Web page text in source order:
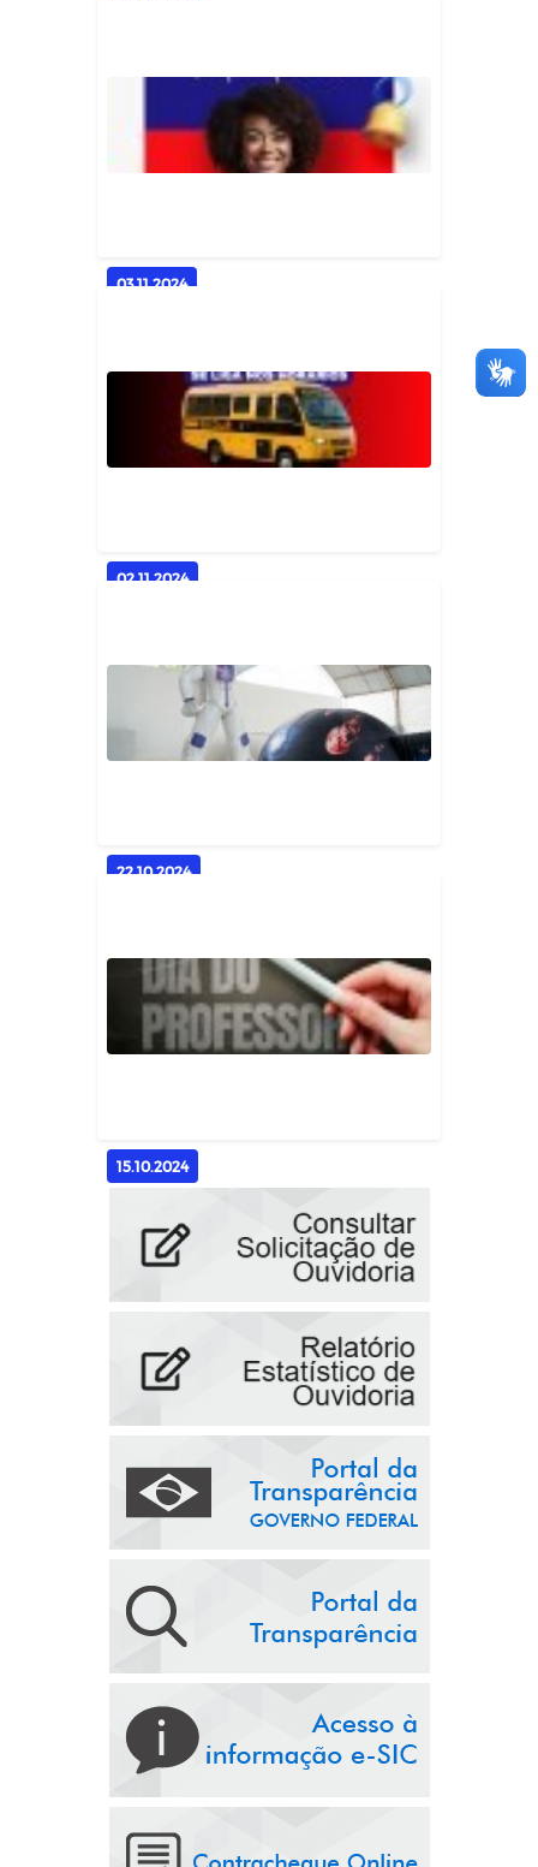
📢 Matrículas Abertas!
03.11.2024
Estudantes!
02.11.2024
Ei, você estudante! Vai fazer o
Enem? Prepare-se com apoio d...
22.10.2024
Alunos da Rede Municipal de
Ensino Vivenciam Aventura
Inédit...
15.10.2024
A Educação Constrói Pontes para
um Futuro de Possibilidades
Geral